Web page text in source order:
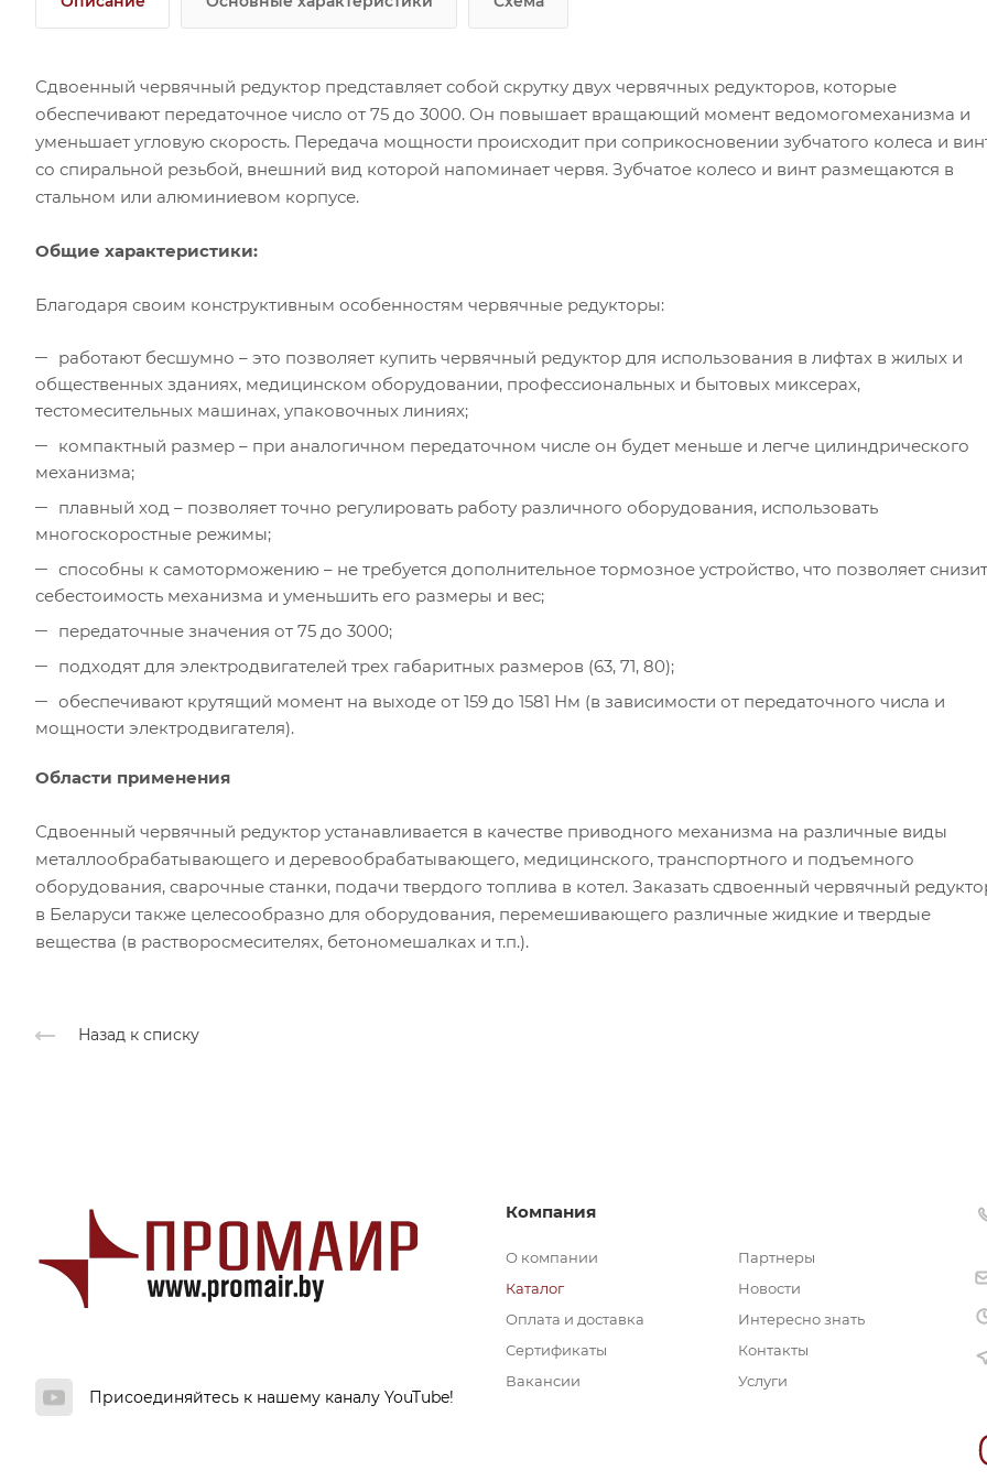
подходят для электродвигателей
трех габаритных размеров (63, 71, 80);
обеспечивают крутящий момент
выходе от 159 до 1581 Нм (в
Сдвоенный червячный редуктор представляет собой скрутку двух червячных редукторов, которые
обеспечивают передаточное число от 75 до 3000. Он повышает вращающий момент ведомогомеханизма и
уменьшает угловую скорость. Передача мощности происходит при соприкосновении зубчатого колеса и
со спиральной резьбой, внешний вид которой напоминает червя. Зубчатое колесо и винт размещаются в
стальном или алюминиевом корпусе.
Общие характеристики:
Благодаря своим конструктивным особенностям червячные редукторы:
работают бесшумно – это позволяет купить червячный редуктор для использования в лифтах в жилых и
общественных зданиях, медицинском оборудовании, профессиональных и бытовых миксерах,
тестомесительных машинах, упаковочных линиях;
компактный размер – при аналогичном передаточном числе он будет меньше и легче цилиндрического
механизма;
плавный ход – позволяет точно регулировать работу различного оборудования, использовать
многоскоростные режимы;
способны к самоторможению – не требуется дополнительное тормозное устройство, что позволяет
себестоимость механизма и уменьшить его размеры и вес;
передаточные значения от 75 до 3000;
подходят для электродвигателей трех габаритных размеров (63, 71, 80);
обеспечивают крутящий момент на выходе от 159 до 1581 Нм (в зависимости от передаточного числа и
мощности электродвигателя).
Области применения
Сдвоенный червячный редуктор устанавливается в качестве приводного механизма на различные виды
металлообрабатывающего и деревообрабатывающего, медицинского, транспортного и подъемного
оборудования, сварочные станки, подачи твердого топлива в котел. Заказать сдвоенный червячный
в Беларуси также целесообразно для оборудования, перемешивающего различные жидкие и твердые
вещества (в растворосмесителях, бетономешалках и т.п.).
Назад к списку
Присоединяйтесь к нашему каналу YouTube!
Компания
О компании
Каталог
Оплата и доставка
Сертификаты
Вакансии
Партнеры
Новости
Интересно знать
Контакты
Услуги